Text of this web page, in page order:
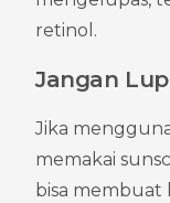
retinol.
Jangan
Jika
memakai
bisa membuat